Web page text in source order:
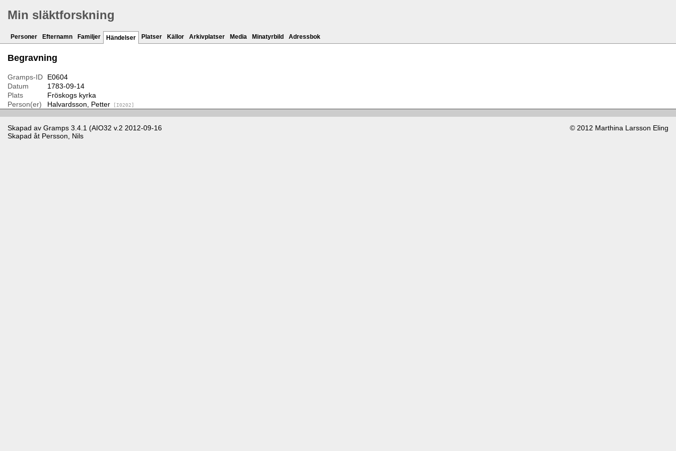
Min släktforskning
Personer Efternamn Familjer Händelser Platser Källor Arkivplatser Media Minatyrbild Adressbok
Begravning
Gramps-ID
E0604
Datum
1783-09-14
Plats
Fröskogs kyrka
Person(er)
Halvardsson, Petter[I0202]
Skapad av Gramps 3.4.1 (AIO32 v.2 2012-09-16
Skapad åt Persson, Nils
© 2012 Marthina Larsson Eling